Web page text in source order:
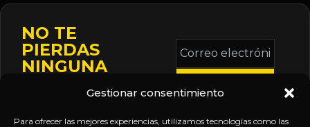
Gestionar consentimiento
Para ofrecer las mejores experiencias, utilizamos tecnologías como las
NO TE
PIERDAS
NINGUNA
Mantente informado
sobre la agenda de
Correo
electrónico
*